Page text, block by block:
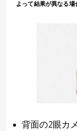
よって結果が異なる場
背面の2眼カ